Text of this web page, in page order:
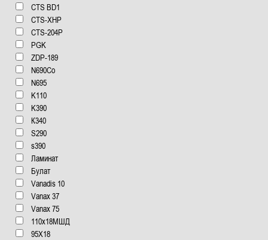
CTS BD1
CTS-XHP
CTS-204P
PGK
ZDP-189
N690Co
N695
K110
K390
К340
S290
s390
Ламинат
Булат
Vanadis 10
Vanax 37
Vanax 75
110x18МШД
95Х18